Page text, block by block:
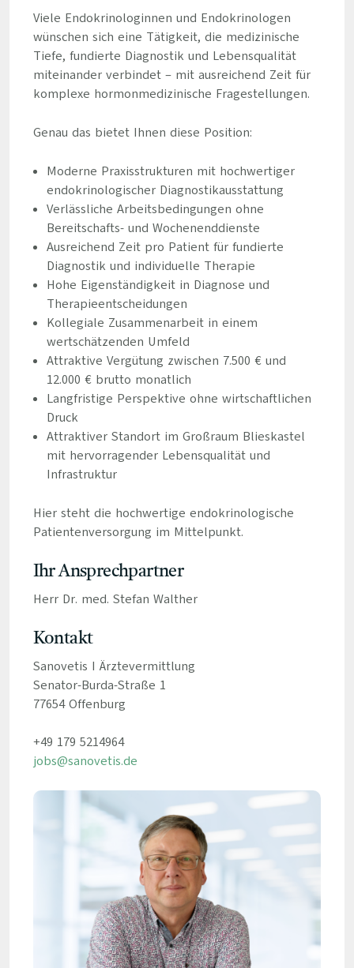
Viele Endokrinologinnen und Endokrinologen
wünschen sich eine Tätigkeit, die medizinische
Tiefe, fundierte Diagnostik und Lebensqualität
miteinander verbindet – mit ausreichend Zeit für
komplexe hormonmedizinische Fragestellungen.
Genau das bietet Ihnen diese Position:
Moderne Praxisstrukturen mit hochwertiger
endokrinologischer Diagnostikausstattung
Verlässliche Arbeitsbedingungen ohne
Bereitschafts- und Wochenenddienste
Ausreichend Zeit pro Patient für fundierte
Diagnostik und individuelle Therapie
Hohe Eigenständigkeit in Diagnose und
Therapieentscheidungen
Kollegiale Zusammenarbeit in einem
wertschätzenden Umfeld
Attraktive Vergütung zwischen 7.500 € und
12.000 € brutto monatlich
Langfristige Perspektive ohne wirtschaftlichen
Druck
Attraktiver Standort im Großraum Blieskastel
mit hervorragender Lebensqualität und
Infrastruktur
Hier steht die hochwertige endokrinologische
Patientenversorgung im Mittelpunkt.
Ihr Ansprechpartner
Herr Dr. med. Stefan Walther
Kontakt
Sanovetis I Ärztevermittlung
Senator-Burda-Straße 1
77654 Offenburg
+49 179 5214964
jobs@sanovetis.de